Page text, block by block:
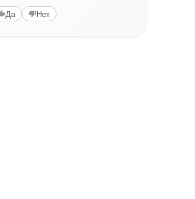
Да Нет